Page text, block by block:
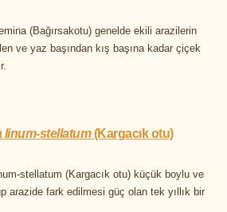
(Bağırsakotu) genelde ekili arazilerin
ve yaz başından kış başına kadar çiçek
linum-stellatum(Kargacık otu)
stellatum (Kargacık otu) küçük boylu ve
arazide fark edilmesi güç olan tek yıllık bir